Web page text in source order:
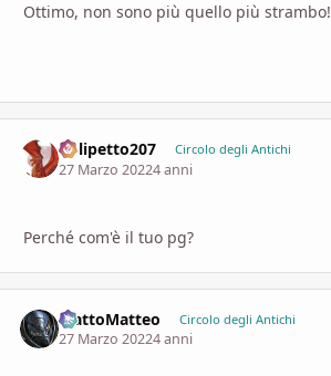
Ottimo, non sono più quello più strambo!
Polipetto207 Circolo degli Antichi
27 Marzo 20224 anni
Perché com'è il tuo pg?
MattoMatteo Circolo degli Antichi
27 Marzo 20224 anni